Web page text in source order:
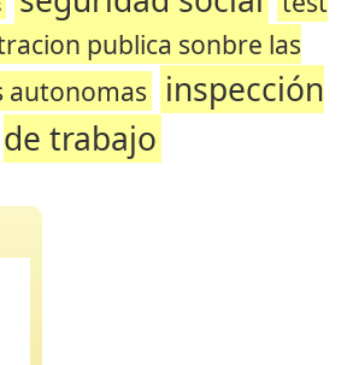
publica sonbre las
autonomas inspección
de trabajo